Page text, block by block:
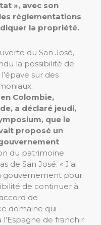
», avec son
réglementations
la propriété.
du San José,
la possibilité de
sur des
Colombie,
a déclaré jeudi,
que le
proposé un
du patrimoine
de San José. « J’ai
gouvernement pour
de continuer à
de
domaine qui
de franchir